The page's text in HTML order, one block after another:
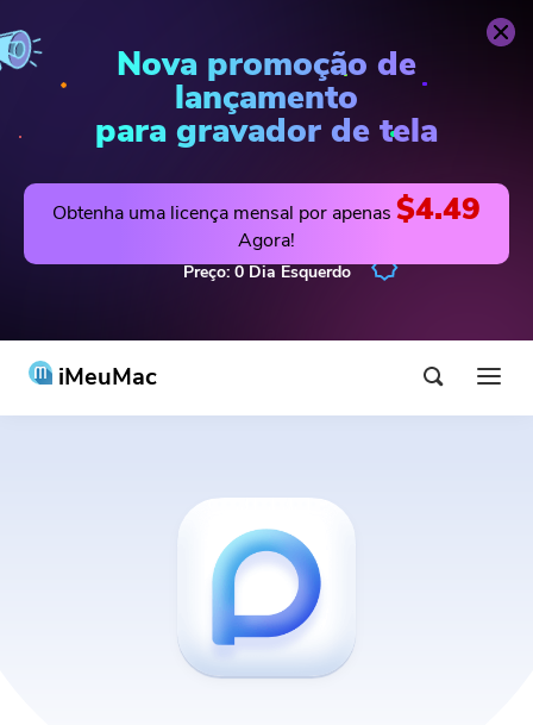
Nova promoção de
lançamento
para gravador de tela
Obtenha uma licença mensal por apenas $4.49
Agora!
Preço:0 DiaEsquerdo
iMeuMac
PowerUninstall